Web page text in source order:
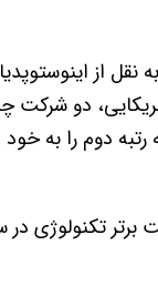
نقل از
دو شرکت
دوم را به